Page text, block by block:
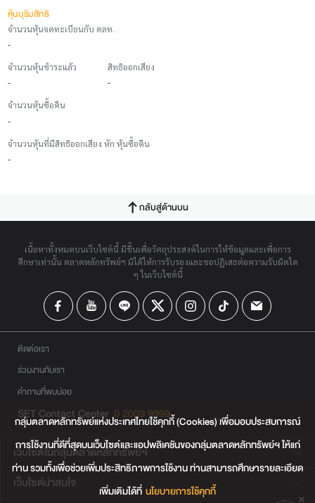
หุ้นบุริมสิทธิ
จำนวนหุ้นจดทะเบียนกับ ตลท.
-
จำนวนหุ้นชำระแล้ว
-
สิทธิออกเสียง
-
จำนวนหุ้นซื้อคืน
-
จำนวนหุ้นที่มีสิทธิออกเสียง หัก หุ้นซื้อคืน
-
กลับสู่ด้านบน
เนื้อหาทั้งหมดบนเว็บไซต์นี้ มีขึ้นเพื่อวัตถุประสงค์ในการให้ข้อมูลและเพื่อการ
ศึกษาเท่านั้น ตลาดหลักทรัพย์ฯ มิได้ให้การรับรองและขอปฏิเสธต่อความรับผิดใด
ๆ ในเว็บไซต์นี้
ติดต่อเรา
ร่วมงานกับเรา
คำถามที่พบบ่อย
SET Contact Center 0 2009 9999
เว็บไซต์ในกลุ่มตลาดหลักทรัพย์ฯ
เว็บไซต์น่าสนใจ
กลุ่มตลาดหลักทรัพย์แห่งประเทศไทยใช้คุกกี้ (Cookies) เพื่อมอบประสบการณ์
การใช้งานที่ดีที่สุดบนเว็บไซต์และแอปพลิเคชันของกลุ่มตลาดหลักทรัพย์ฯ ให้แก่
ท่าน รวมทั้งเพื่อช่วยเพิ่มประสิทธิภาพการใช้งาน ท่านสามารถศึกษารายละเอียด
เพิ่มเติมได้ที่ นโยบายการใช้คุกกี้